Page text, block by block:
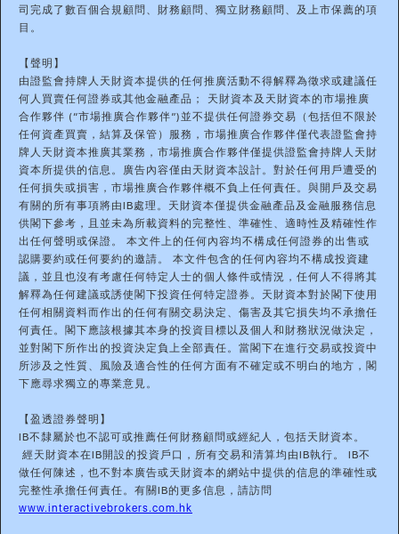
司完成了數百個合規顧問、財務顧問、獨立財務顧問、及上市保薦的項
目。
【聲明】
由證監會持牌人天財資本提供的任何推廣活動不得解釋為徵求或建議任
何人買賣任何證券或其他金融產品； 天財資本及天財資本的市場推廣
合作夥伴 (“市場推廣合作夥伴”)並不提供任何證券交易（包括但不限於
任何資產買賣，結算及保管）服務，市場推廣合作夥伴僅代表證監會持
牌人天財資本推廣其業務，市場推廣合作夥伴僅提供證監會持牌人天財
資本所提供的信息。廣告內容僅由天財資本設計。對於任何用戶遭受的
任何損失或損害，市場推廣合作夥伴概不負上任何責任。與開戶及交易
有關的所有事項將由IB處理。天財資本僅提供金融產品及金融服務信息
供閣下參考，且並未為所載資料的完整性、準確性、適時性及精確性作
出任何聲明或保證。 本文件上的任何內容均不構成任何證券的出售或
認購要約或任何要約的邀請。 本文件包含的任何內容均不構成投資建
議，並且也沒有考慮任何特定人士的個人條件或情況，任何人不得將其
解釋為任何建議或誘使閣下投資任何特定證券。天財資本對於閣下使用
任何相關資料而作出的任何有關交易決定、傷害及其它損失均不承擔任
何責任。閣下應該根據其本身的投資目標以及個人和財務狀況做決定，
並對閣下所作出的投資決定負上全部責任。當閣下在進行交易或投資中
所涉及之性質、風險及適合性的任何方面有不確定或不明白的地方，閣
下應尋求獨立的專業意見。
【盈透證券聲明】
IB不隸屬於也不認可或推薦任何財務顧問或經紀人，包括天財資本。
經天財資本在IB開設的投資戶口，所有交易和清算均由IB執行。 IB不
做任何陳述，也不對本廣告或天財資本的網站中提供的信息的準確性或
完整性承擔任何責任。有關IB的更多信息，請訪問
www.interactivebrokers.com.hk